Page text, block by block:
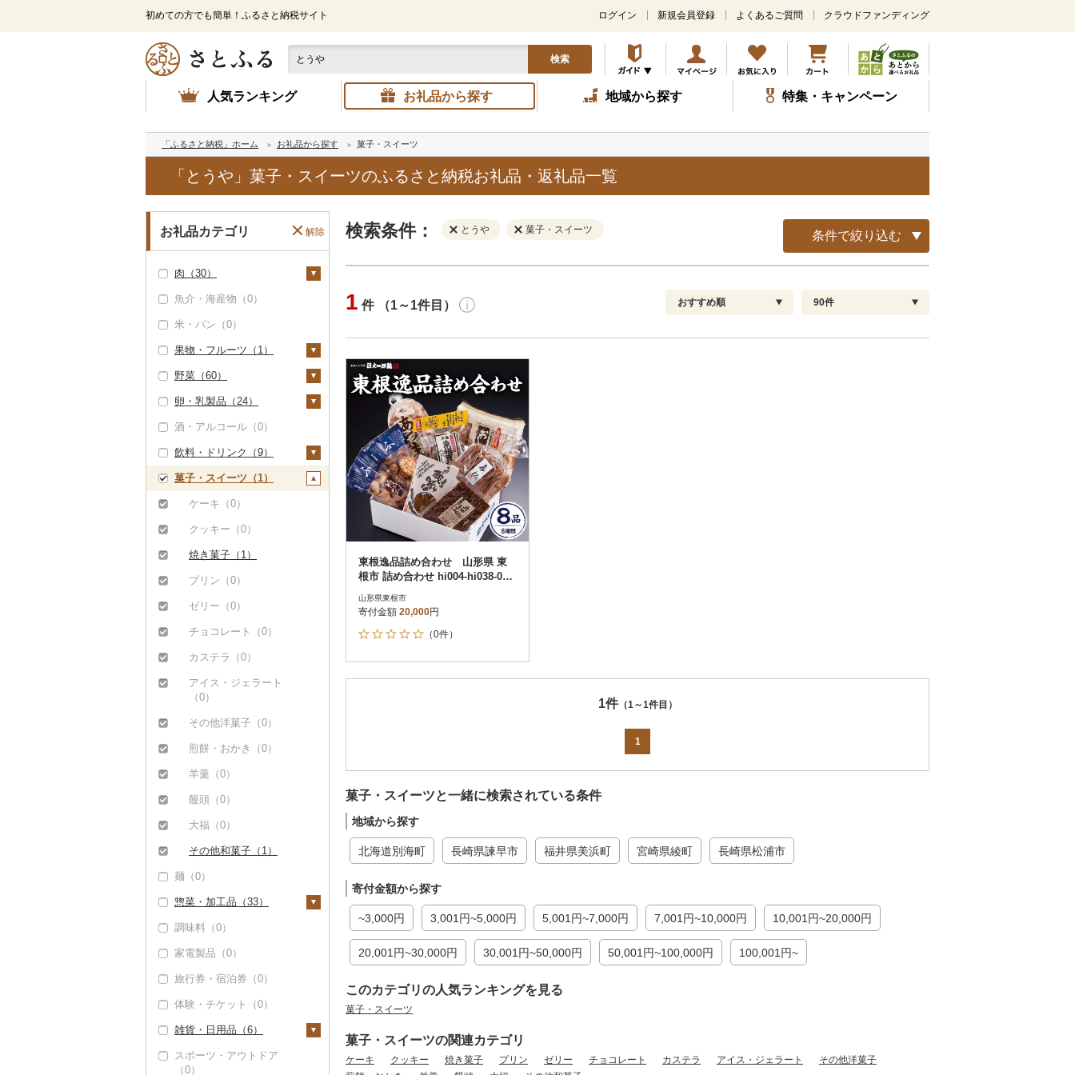
初めての方でも簡単！ふるさと納税サイト
メ
ン
コ
ン
テ
ツ
ッ
ログイン 新規会員登録 よくあるご質問 クラウドファンディング
検索
人気ランキング お礼品から探す 地域から探す 特集・キャンペーン
「ふるさと納税」ホーム お礼品から探す 菓子・スイーツ
「とうや」菓子・スイーツのふるさと納税お礼品・返礼品一覧
お礼品カテゴリ 解除
肉（30）
牛肉（精肉）（0）
牛肉（加工品）（0）
豚肉（精肉）（0）
豚肉（加工品）（0）
鶏肉（0）
鹿肉（0）
馬肉（0）
羊肉・ラム肉（ジンギ
スカン）（0）
0）
魚介・海産物（0）
米・パン（0）
果物・フルーツ（1）
ぶどう・マスカット
もも（0）
メロン（1）
ドライフルーツ（0）
その他果物（0）
野菜（60）
いも（58）
じゃがいも（56）
さつまいも（0）
その他いも（1）
トマト（2）
フルーツトマト（0）
ミニトマト（2）
その他トマト（0）
玉ねぎ（11）
ねぎ（5）
とうもろこし（2）
根菜（4）
人参（3）
大根（0）
自然薯（0）
レンコン（0）
にんにく・生姜（0）
その他根菜（1）
アスパラガス（0）
豆（0）
きのこ（0）
その他野菜（0）
卵・乳製品（24）
卵（24）
チーズ（0）
ヨーグルト（0）
牛乳（0）
バター（0）
その他乳製品（0）
酒・アルコール（0）
飲料・ドリンク（9）
水・ミネラルウォータ
ー（0）
（0）
茶（0）
果汁飲料（6）
りんごジュース（0）
みかんジュース（オレ
紅茶（0）
その他飲料・ジュース
炭酸飲料（1）
豆乳（0）
その他飲料・ジュース
（5）
菓子・スイーツ（1）
ケーキ（0）
クッキー（0）
焼き菓子（1）
プリン（0）
ゼリー（0）
チョコレート（0）
カステラ（0）
アイス・ジェラート
（0）
その他洋菓子（0）
煎餅・おかき（0）
羊羹（0）
饅頭（0）
大福（0）
その他和菓子（1）
麺（0）
惣菜・加工品（33）
惣菜（0）
カレー・シチュー
スープ（0）
調味料（0）
家電製品（0）
旅行券・宿泊券（0）
体験・チケット（0）
雑貨・日用品（6）
家具・インテリア
（0）
スポーツ・アウトドア
（0）
検索条件： とうや 菓子・スイーツ 条件で絞り込む
決済方法
PayPay
クレジットカード決済
Amazon Pay
楽天ペイ
メルペイ
コンビニ支払い
ソフトバンクまとめて支払い
d払い
金融機関(Pay-easy決済)
解除 配送指定 解除
お届け日時指定可
1 件 （1～1件目） おすすめ順 90件
東根逸品詰め合わせ 山形県 東
根市 詰め合わせ hi004-hi038-001
r
山形県東根市
寄付金額 20,000円
（0件）
1件（1～1件目）
1
菓子・スイーツと一緒に検索されている条件
地域から探す
北海道別海町 長崎県諫早市 福井県美浜町 宮崎県綾町 長崎県松浦市
寄付金額から探す
~3,000円 3,001円~5,000円 5,001円~7,000円 7,001円~10,000円 10,001円~20,000円
20,001円~30,000円 30,001円~50,000円 50,001円~100,000円 100,001円~
このカテゴリの人気ランキングを見る
菓子・スイーツ
菓子・スイーツの関連カテゴリ
ケーキ クッキー 焼き菓子 プリン ゼリー チョコレート カステラ アイス・ジェラート
その他洋菓子